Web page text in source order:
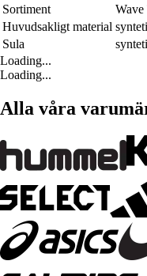
Sortiment
Wave
Huvudsakligt material
Sula
Loading...
Loading...
Alla våra